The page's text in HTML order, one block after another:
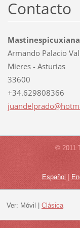
Contacto
Mastinespicuxiana
Armando Palacio
Mieres - Asturias
33600
+34.629808366
juandelprado@hot
© 2011
Español
Ver: Móvil | Clásica